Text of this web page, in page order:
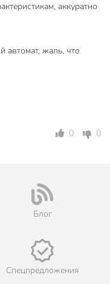
Китай
автомат
белый
MAD22-5-010-C-
аккуратно
автомат, жаль, что
0 0
Блог
Спецпредложения